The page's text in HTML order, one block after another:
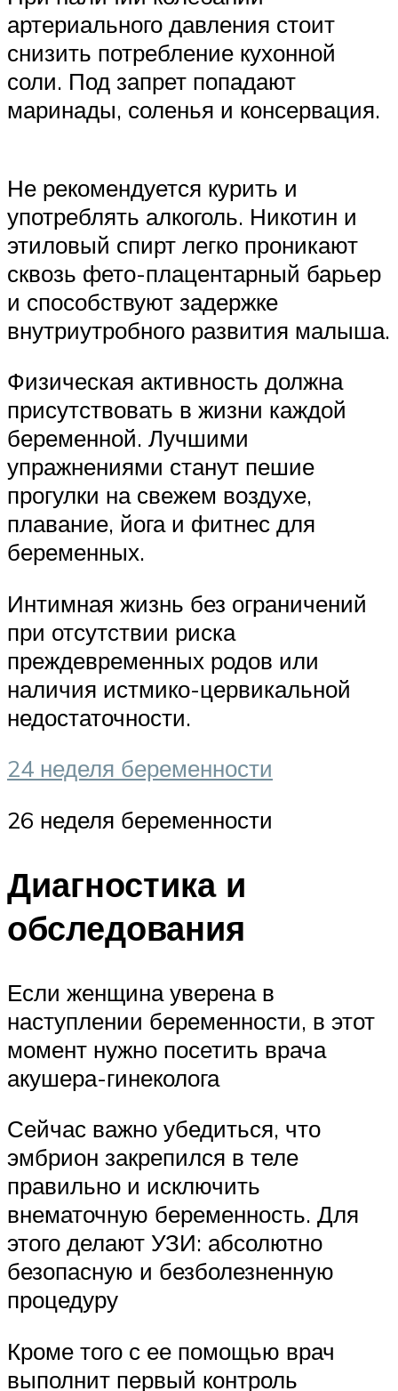
артериального давления стоит
снизить потребление кухонной
соли. Под запрет попадают
маринады, соленья и консервация.
Не рекомендуется курить и
употреблять алкоголь. Никотин и
этиловый спирт легко проникают
сквозь фето-плацентарный барьер
и способствуют задержке
внутриутробного развития малыша.
Физическая активность должна
присутствовать в жизни каждой
беременной. Лучшими
упражнениями станут пешие
прогулки на свежем воздухе,
плавание, йога и фитнес для
беременных.
Интимная жизнь без ограничений
при отсутствии риска
преждевременных родов или
наличия истмико-цервикальной
недостаточности.
24 неделя беременности
26 неделя беременности
Диагностика и
обследования
Если женщина уверена в
наступлении беременности, в этот
момент нужно посетить врача
акушера-гинеколога
Сейчас важно убедиться, что
эмбрион закрепился в теле
правильно и исключить
внематочную беременность. Для
этого делают УЗИ: абсолютно
безопасную и безболезненную
процедуру
Кроме того с ее помощью врач
выполнит первый контроль